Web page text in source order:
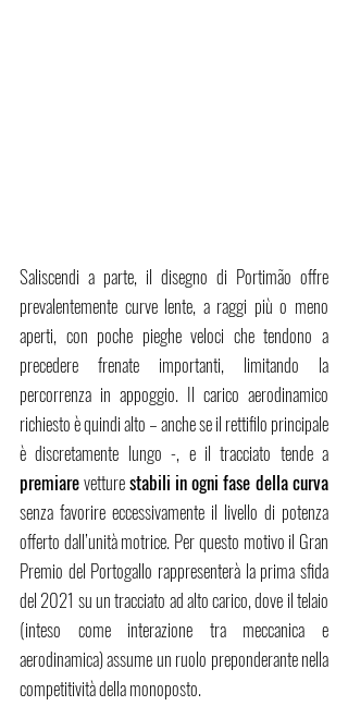
Saliscendi a parte, il disegno di Portimão offre
prevalentemente curve lente, a raggi più o meno
aperti, con poche pieghe veloci che tendono a
precedere frenate importanti, limitando la
percorrenza in appoggio. Il carico aerodinamico
richiesto è quindi alto – anche se il rettifilo principale
premiare vetture stabili in ogni fase della curva
senza favorire eccessivamente il livello di potenza
offerto dall’unità motrice. Per questo motivo il Gran
Premio del Portogallo rappresenterà la prima sfida
del 2021 su un tracciato ad alto carico, dove il telaio
(inteso come interazione tra meccanica e
aerodinamica) assume un ruolo preponderante nella
competitività della monoposto.